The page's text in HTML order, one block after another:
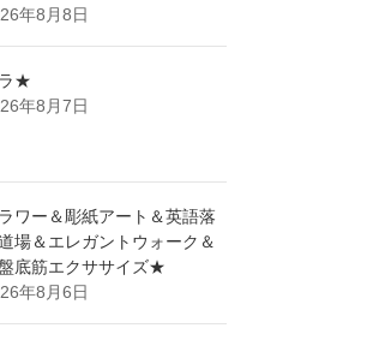
年8月8日
★
年8月7日
ワー＆彫紙アート＆英語落
場＆エレガントウォーク＆
底筋エクササイズ★
年8月6日